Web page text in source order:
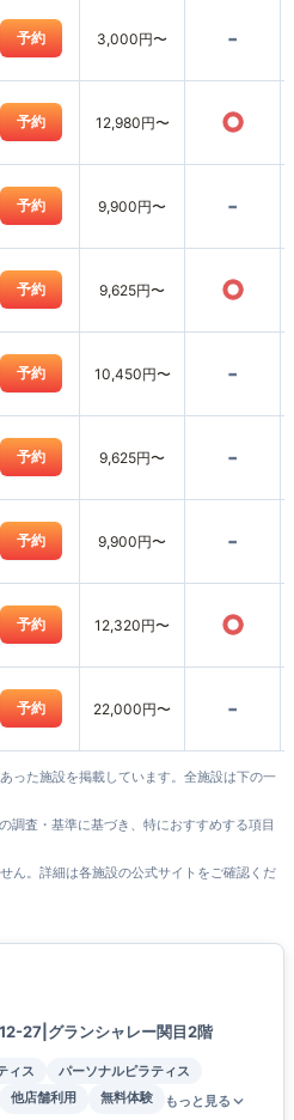
予約 3,000円〜 -
予約 12,980円〜 ○
予約 9,900円〜 -
予約 9,625円〜 ○
予約 10,450円〜 -
予約 9,625円〜 -
予約 9,900円〜 -
予約 12,320円〜 ○
予約 22,000円〜 -
った施設を掲載しています。全施設は下の一
調査・基準に基づき、特におすすめする項目
ん。詳細は各施設の公式サイトをご確認くだ
27|グランシャレー関目2階
ィス
パーソナルピラティス
他店舗利用 無料体験 もっと見る